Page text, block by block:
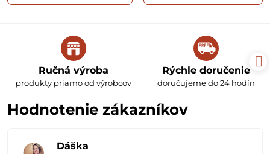
Ručná výroba
produkty priamo od výrobcov
Rýchle doručenie
doručujeme do 24 hodín
Hodnotenie zákazníkov
Dáška